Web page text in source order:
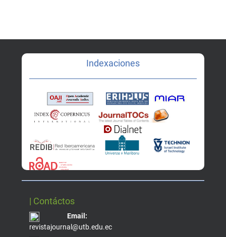
Indexaciones
| Contáctos
Email:
revistajournal@utb.edu.ec